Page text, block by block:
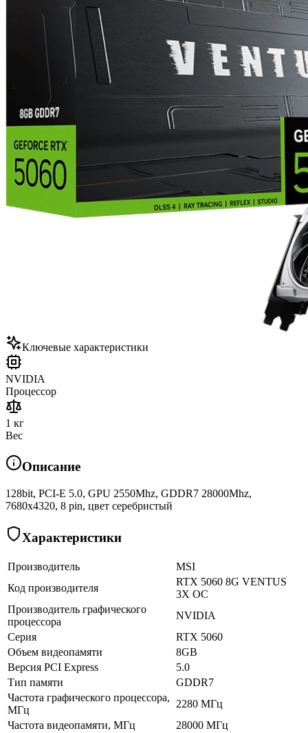
Ключевые характеристики
NVIDIA
Процессор
1 кг
Вес
Описание
128bit, PCI-E 5.0, GPU 2550Mhz, GDDR7 28000Mhz,
7680x4320, 8 pin, цвет серебристый
Характеристики
Производитель
MSI
Код производителя
RTX 5060 8G VENTUS
3X OC
Производитель графического
процессора
NVIDIA
Серия
RTX 5060
Объем видеопамяти
8GB
Версия PCI Express
5.0
Тип памяти
GDDR7
Частота графического процессора,
МГц
2280 МГц
Частота видеопамяти, МГц
28000 МГц